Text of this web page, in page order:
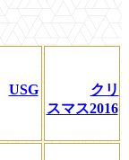
USG
クリ
スマス2016